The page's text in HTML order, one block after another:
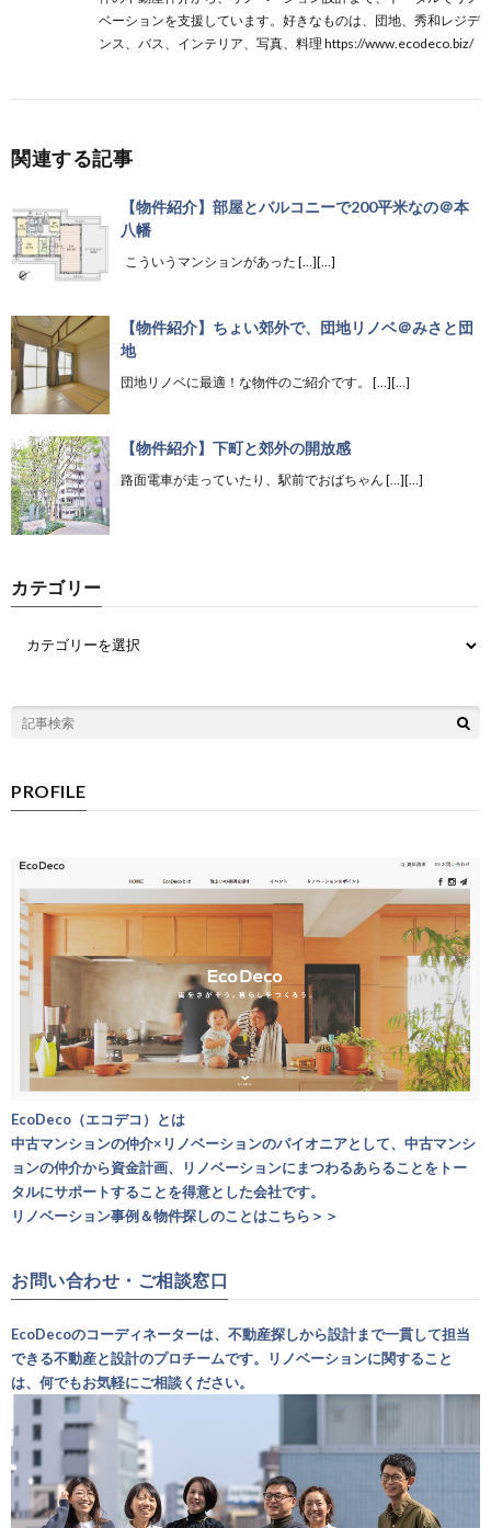
ベーションを支援しています。好きなものは、団地、秀和レジデ
ンス、バス、インテリア、写真、料理 https://www.ecodeco.biz/
関連する記事
【物件紹介】部屋とバルコニーで200平米なの＠本
八幡
こういうマンションがあった […][…]
【物件紹介】ちょい郊外で、団地リノベ＠みさと団
地
団地リノベに最適！な物件のご紹介です。 […][…]
【物件紹介】下町と郊外の開放感
路面電車が走っていたり、駅前でおばちゃん […][…]
カテゴリー
PROFILE
EcoDeco（エコデコ）とは
中古マンションの仲介×リノベーションのパイオニアとして、中古マンシ
ョンの仲介から資金計画、リノベーションにまつわるあらることをトー
タルにサポートすることを得意とした会社です。
リノベーション事例＆物件探しのことはこちら＞＞
お問い合わせ・ご相談窓口
EcoDecoのコーディネーターは、不動産探しから設計まで一貫して担当
できる不動産と設計のプロチームです。リノベーションに関すること
は、何でもお気軽にご相談ください。